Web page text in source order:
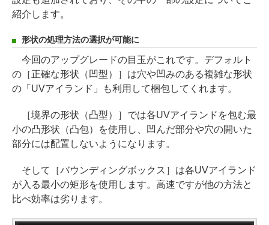
紹介します。
形状の処理方法の選択が可能に
今回のアップグレードの目玉がこれです。デフォルト
の［正確な形状（凹型）］は穴や凹みのある複雑な形状
の「UVアイランド」も利用して梱包してくれます。
［境界の形状（凸型）］では各UVアイランドを包む最
小の凸形状（凸包）を使用し、凹んだ部分や穴の開いた
部分には配置しないようになります。
そして［バウンディングボックス］は各UVアイランド
が入る最小の矩形を使用します。高速ですが他の方法と
比べ効率は劣ります。